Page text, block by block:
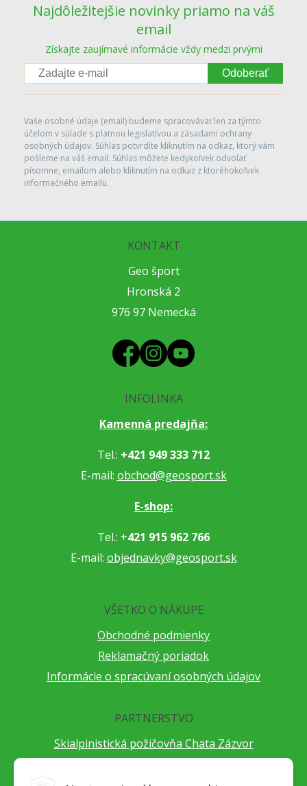
Najdôležitejšie novinky priamo na váš
email
Získajte zaujímavé informácie vždy medzi prvými
Odoberať
Vaše osobné údaje (email) budeme spracovávať len za týmto
účelom v súlade s platnou legislatívou a zásadami ochrany
osobných údajov. Súhlas potvrdíte kliknutím na odkaz, ktorý vám
pošleme na váš email. Súhlas môžete kedykoľvek odvolať
písomne, emailom alebo kliknutím na odkaz z ktoréhokoľvek
informačného emailu.
KONTAKT
Geo šport
Hronská 2
976 97 Nemecká
INFOLINKA
Kamenná predajňa:
Tel.: +421 949 333 712
E-mail: obchod@geosport.sk
E-shop:
Tel.: +421 915 962 766
E-mail: objednavky@geosport.sk
VŠETKO O NÁKUPE
Obchodné podmienky
Reklamačný poriadok
Informácie o spracúvaní osobných údajov
PARTNERSTVO
Skialpinistická požičovňa Chata Zázvor